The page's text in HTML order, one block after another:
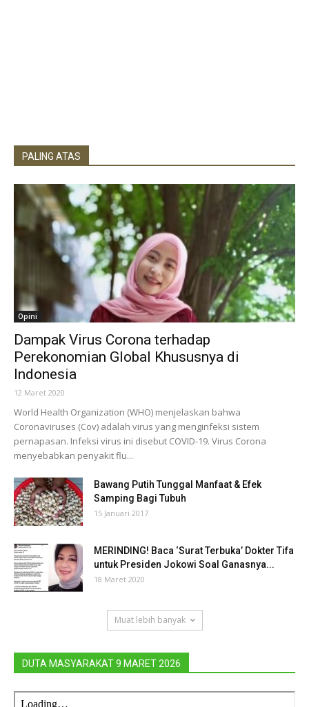
PALING ATAS
Opini
Dampak Virus Corona terhadap
Perekonomian Global Khususnya di
Indonesia
12 Maret 2020
World Health Organization (WHO) menjelaskan bahwa
Coronaviruses (Cov) adalah virus yang menginfeksi sistem
pernapasan. Infeksi virus ini disebut COVID-19. Virus Corona
menyebabkan penyakit flu...
Bawang Putih Tunggal Manfaat & Efek
Samping Bagi Tubuh
15 Januari 2017
MERINDING! Baca ‘Surat Terbuka’ Dokter Tifa
untuk Presiden Jokowi Soal Ganasnya...
18 Maret 2020
Muat lebih banyak
DUTA MASYARAKAT 9 MARET 2026